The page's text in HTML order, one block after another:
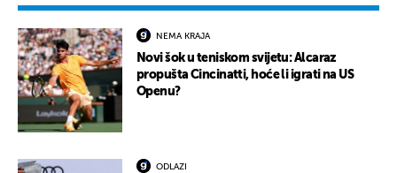
NEMA KRAJA
Novi šok u teniskom svijetu: Alcaraz
propušta Cincinatti, hoće li igrati na US
Openu?
ODLAZI